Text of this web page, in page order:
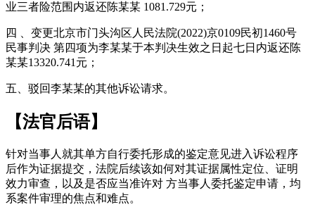
业三者险范围内返还陈某某 1081.729元；
四 、变更北京市门头沟区人民法院(2022)京0109民初1460号
民事判决 第四项为李某某于本判决生效之日起七日内返还陈
某某13320.741元；
五、驳回李某某的其他诉讼请求。
【法官后语】
针对当事人就其单方自行委托形成的鉴定意见进入诉讼程序
后作为证据提交，法院后续该如何对其证据属性定位、证明
效力审查，以及是否应当准许对 方当事人委托鉴定申请，均
系案件审理的焦点和难点。